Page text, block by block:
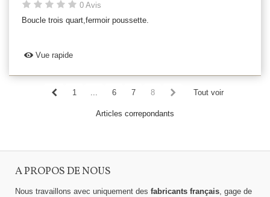
0 Avis
Boucle trois quart,fermoir poussette.
Vue rapide
1 ... 6 7 8 Tout voir
Articles correpondants
A PROPOS DE NOUS
Nous travaillons avec uniquement des fabricants français , gage de